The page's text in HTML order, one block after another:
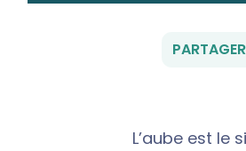
L’aube est le